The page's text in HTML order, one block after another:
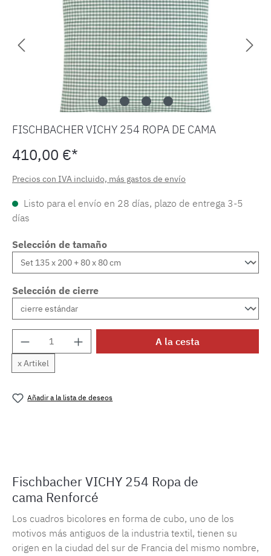
FISCHBACHER VICHY 254 ROPA DE CAMA
410,00 €*
Precios con IVA incluido, más gastos de envío
Listo para el envío en 28 días, plazo de entrega 3-5
días
Selección de tamaño
Selección de cierre
Cantidad del producto: introduce la
x Artikel
A la cesta
Añadir a la lista de deseos
Fischbacher VICHY 254 Ropa de
cama Renforcé
Los cuadros bicolores en forma de cubo, uno de los
motivos más antiguos de la industria textil, tienen su
origen en la ciudad del sur de Francia del mismo nombre,